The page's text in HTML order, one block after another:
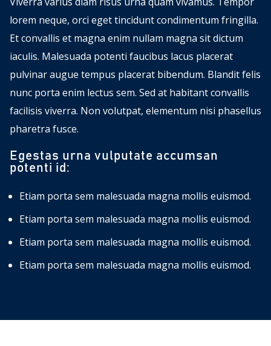
lorem neque, orci eget tincidunt condimentum fringilla.
Et convallis et magna enim nullam magna sit dictum
iaculis. Malesuada potenti faucibus lacus placerat
pulvinar augue tempus placerat bibendum. Blandit felis
nunc porta enim lectus sem. Sed at habitant convallis
facilisis viverra. Non volutpat, elementum nisi phasellus
pharetra fusce.
Egestas urna vulputate accumsan
potenti id:
Etiam porta sem malesuada magna mollis euismod.
Etiam porta sem malesuada magna mollis euismod.
Etiam porta sem malesuada magna mollis euismod.
Etiam porta sem malesuada magna mollis euismod.